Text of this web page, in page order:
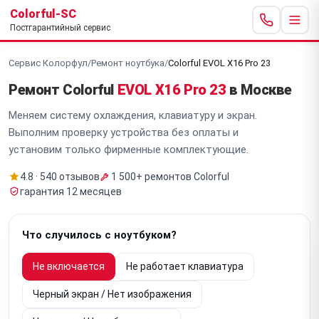
Colorful-SC
Постгарантийный сервис
Сервис Колорфул/Ремонт ноутбука/Colorful EVOL X16 Pro 23
Ремонт Colorful EVOL X16 Pro 23 в Москве
Меняем систему охлаждения, клавиатуру и экран.
Выполним проверку устройства без оплаты и
установим только фирменные комплектующие.
4.8 · 540 отзывов
1 500+ ремонтов Colorful
гарантия 12 месяцев
Что случилось с ноутбуком?
Не включается Не работает клавиатура
Черный экран / Нет изображения